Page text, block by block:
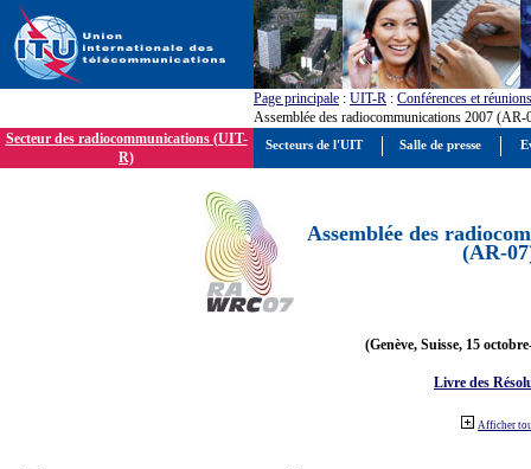
Page principale : UIT-R : Conférences et réunions
Assemblée des radiocommunications 2007 (AR-
Secteur des radiocommunications (UIT-
R)
Assemblée des
(AR-
(Genève, Suisse, 15
Livre des
Afficher
Secteurs de l'UIT Salle de presse